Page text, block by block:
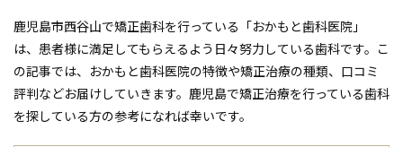
鹿児島市西谷山で矯正歯科を行っている「おかもと歯科医院」
は、患者様に満足してもらえるよう日々努力している歯科です。こ
の記事では、おかもと歯科医院の特徴や矯正治療の種類、口コミ
評判などお届けしていきます。鹿児島で矯正治療を行っている歯科
を探している方の参考になれば幸いです。